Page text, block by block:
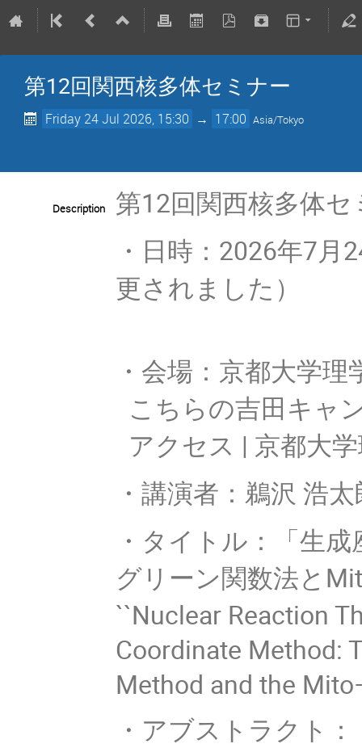
第12回関西核多体セミナー
Friday 24 Jul 2026, 15:30 → 17:00 Asia/Tokyo
Description
第12回関西核多体セ
・日時：2026年7
更されました）
・会場：京都大学
こちらの吉田キャ
アクセス | 京都大
・講演者：鵜沢 浩
・タイトル：「生
グリーン関数法と
``Nuclear Reaction
Coordinate Method:
Method and the
・アブストラクト：